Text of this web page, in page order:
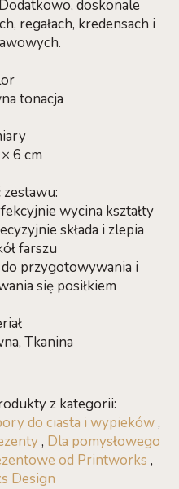
doskonale
regałach, kredensach i
tonacja
6 cm
wycina kształty
składa i zlepia
farszu
do przygotowywania i
się posiłkiem
Tkanina
z kategorii:
do ciasta i wypieków,
, Dla pomysłowego
od Printworks ,
Design